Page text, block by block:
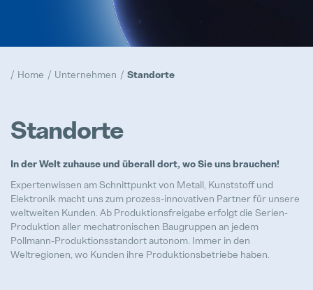
Hervorgehoben
Hervorgehoben
Trainee Programm
Hervorgehoben
Home Unternehmen Standorte
Standorte
In der Welt zuhause und überall dort, wo Sie uns brauchen!
Expertenwissen am Schnittpunkt von Metall, Kunststoff und
Elektronik macht uns zum prozess-innovativen Partner für unsere
weltweiten Kunden. Ab Produktionsfreigabe erfolgt die Serien-
Produktion aller mechatronischen Baugruppen an jedem
Pollmann-Produktionsstandort autonom. Immer in den
Weltregionen, wo Kunden ihre Produktionsbetriebe haben.